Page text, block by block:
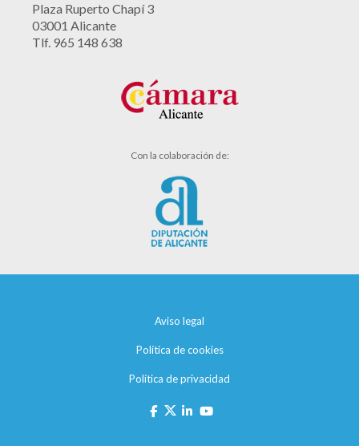
Plaza Ruperto Chapí 3
03001 Alicante
Tlf. 965 148 638
Con la colaboración de:
Aviso legal
Política de cookies
Política de privacidad